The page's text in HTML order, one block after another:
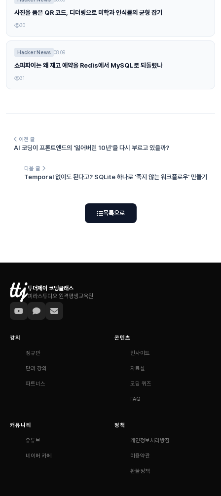
사진을 품은 QR 코드, 디더링으로 미학과 인식률의 균형 잡기
30
Hacker News 08.09
쇼피파이는 왜 재고 예약을 Redis에서 MySQL로 되돌렸나
31
이전 글
AI 코딩이 프론트엔드의 '잃어버린 10년'을 다시 부르고 있을까?
다음 글
Temporal 없이도 된다고? SQLite 하나로 '죽지 않는 워크플로우' 만들기
목록으로
투더제이 코딩클래스
피라스튜디오 원격평생교육원
강의
정규반
단과 강의
파트너스
콘텐츠
인사이트
자료실
코딩 퀴즈
FAQ
커뮤니티
유튜브
네이버 카페
정책
개인정보처리방침
이용약관
환불정책